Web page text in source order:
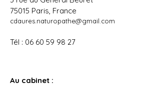
75015 Paris, France
cdaures.naturopathe@gmail.com
Tél : 06 60 59 98 27
Au cabinet :